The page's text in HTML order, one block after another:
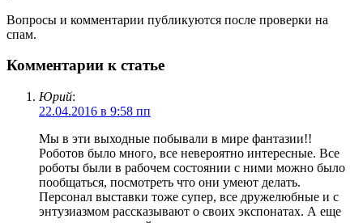
Вопросы и комментарии публикуются после проверки на
спам.
Комментарии к статье
Юрий:
22.04.2016 в 9:58 пп
Мы в эти выходные побывали в мире фантазии!!
Роботов было много, все невероятно интересные. Все
роботы были в рабочем состоянии с ними можно было
пообщаться, посмотреть что они умеют делать.
Персонал выставки тоже супер, все дружелюбные и с
энтузиазмом рассказывают о своих экспонатах. А еще